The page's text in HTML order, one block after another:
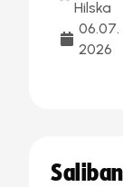
Hilska
06.07.
2026